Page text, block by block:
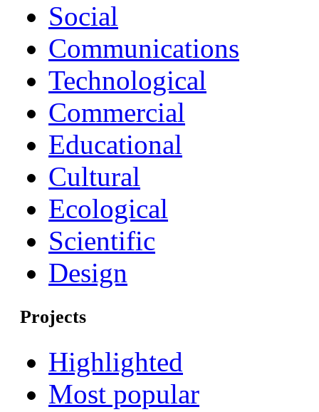
Social
Communications
Technological
Commercial
Educational
Cultural
Ecological
Scientific
Design
Projects
Highlighted
Most popular